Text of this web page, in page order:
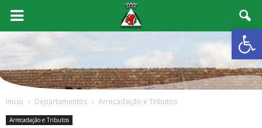
Abrir
Inicio Departamentos Arrecadação e Tributos
Arrecadação e Tributos